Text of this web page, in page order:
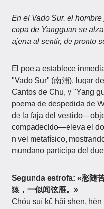
En el Vado Sur, el
copa de Yangguan se
ajena al sentir, de pronto
El poeta establece
"Vado Sur" (南浦), lugar
Cantos de Chu, y "Yang
poema de despedida de
de la faja del
compadecido—eleva el
nivel metafísico,
mundano participa del
Segunda estrofa: «愁随
猿，一似闻弦雁。»
Chóu suí kǔ hǎi shēn,